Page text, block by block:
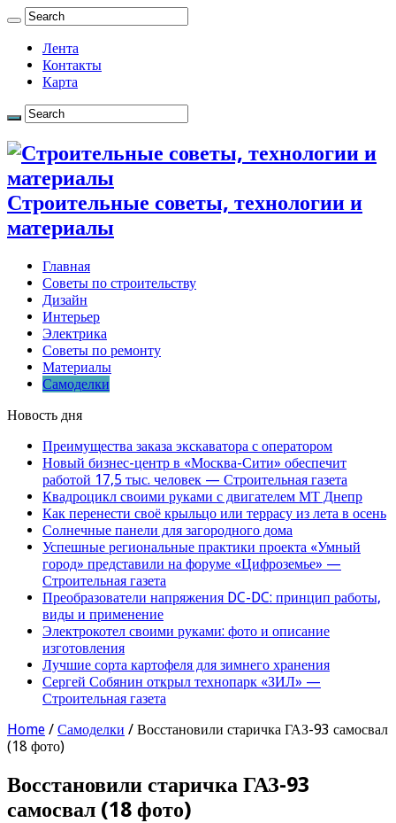
Лента
Контакты
Карта
Строительные советы, технологии и
материалы
Главная
Советы по строительству
Дизайн
Интерьер
Электрика
Советы по ремонту
Материалы
Самоделки
Новость дня
Преимущества заказа экскаватора с оператором
Новый бизнес-центр в «Москва-Сити» обеспечит
работой 17,5 тыс. человек — Строительная газета
Квадроцикл своими руками с двигателем МТ Днепр
Как перенести своё крыльцо или террасу из лета в осень
Солнечные панели для загородного дома
Успешные региональные практики проекта «Умный
город» представили на форуме «Цифроземье» —
Строительная газета
Преобразователи напряжения DC-DC: принцип работы,
виды и применение
Электрокотел своими руками: фото и описание
изготовления
Лучшие сорта картофеля для зимнего хранения
Сергей Собянин открыл технопарк «ЗИЛ» —
Строительная газета
Home / Самоделки / Восстановили старичка ГАЗ-93 самосвал
(18 фото)
Восстановили старичка ГАЗ-93
самосвал (18 фото)